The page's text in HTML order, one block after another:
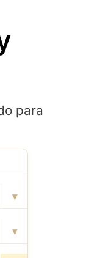
para
▾
▾